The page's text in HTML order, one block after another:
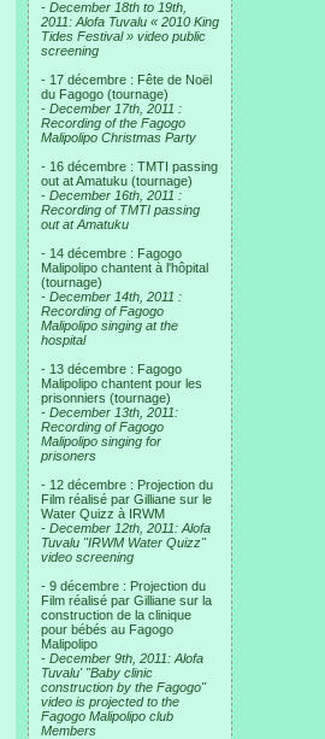
- December 18th to 19th,
2011: Alofa Tuvalu « 2010 King
Tides Festival » video public
screening
- 17 décembre : Fête de Noël
du Fagogo (tournage)
- December 17th, 2011 :
Recording of the Fagogo
Malipolipo Christmas Party
- 16 décembre : TMTI passing
out at Amatuku (tournage)
- December 16th, 2011 :
Recording of TMTI passing
out at Amatuku
- 14 décembre : Fagogo
Malipolipo chantent à l'hôpital
(tournage)
- December 14th, 2011 :
Recording of Fagogo
Malipolipo singing at the
hospital
- 13 décembre : Fagogo
Malipolipo chantent pour les
prisonniers (tournage)
- December 13th, 2011:
Recording of Fagogo
Malipolipo singing for
prisoners
- 12 décembre : Projection du
Film réalisé par Gilliane sur le
Water Quizz à IRWM
- December 12th, 2011: Alofa
Tuvalu "IRWM Water Quizz"
video screening
- 9 décembre : Projection du
Film réalisé par Gilliane sur la
construction de la clinique
pour bébés au Fagogo
Malipolipo
- December 9th, 2011: Alofa
Tuvalu' "Baby clinic
construction by the Fagogo"
video is projected to the
Fagogo Malipolipo club
Members